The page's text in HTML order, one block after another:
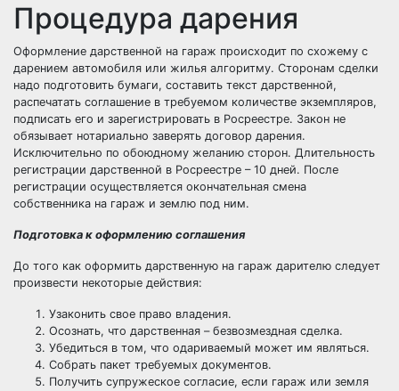
Процедура дарения
Оформление дарственной на гараж происходит по схожему с
дарением автомобиля или жилья алгоритму. Сторонам сделки
надо подготовить бумаги, составить текст дарственной,
распечатать соглашение в требуемом количестве экземпляров,
подписать его и зарегистрировать в Росреестре. Закон не
обязывает нотариально заверять договор дарения.
Исключительно по обоюдному желанию сторон. Длительность
регистрации дарственной в Росреестре – 10 дней. После
регистрации осуществляется окончательная смена
собственника на гараж и землю под ним.
Подготовка к оформлению соглашения
До того как оформить дарственную на гараж дарителю следует
произвести некоторые действия:
Узаконить свое право владения.
Осознать, что дарственная – безвозмездная сделка.
Убедиться в том, что одариваемый может им являться.
Собрать пакет требуемых документов.
Получить супружеское согласие, если гараж или земля